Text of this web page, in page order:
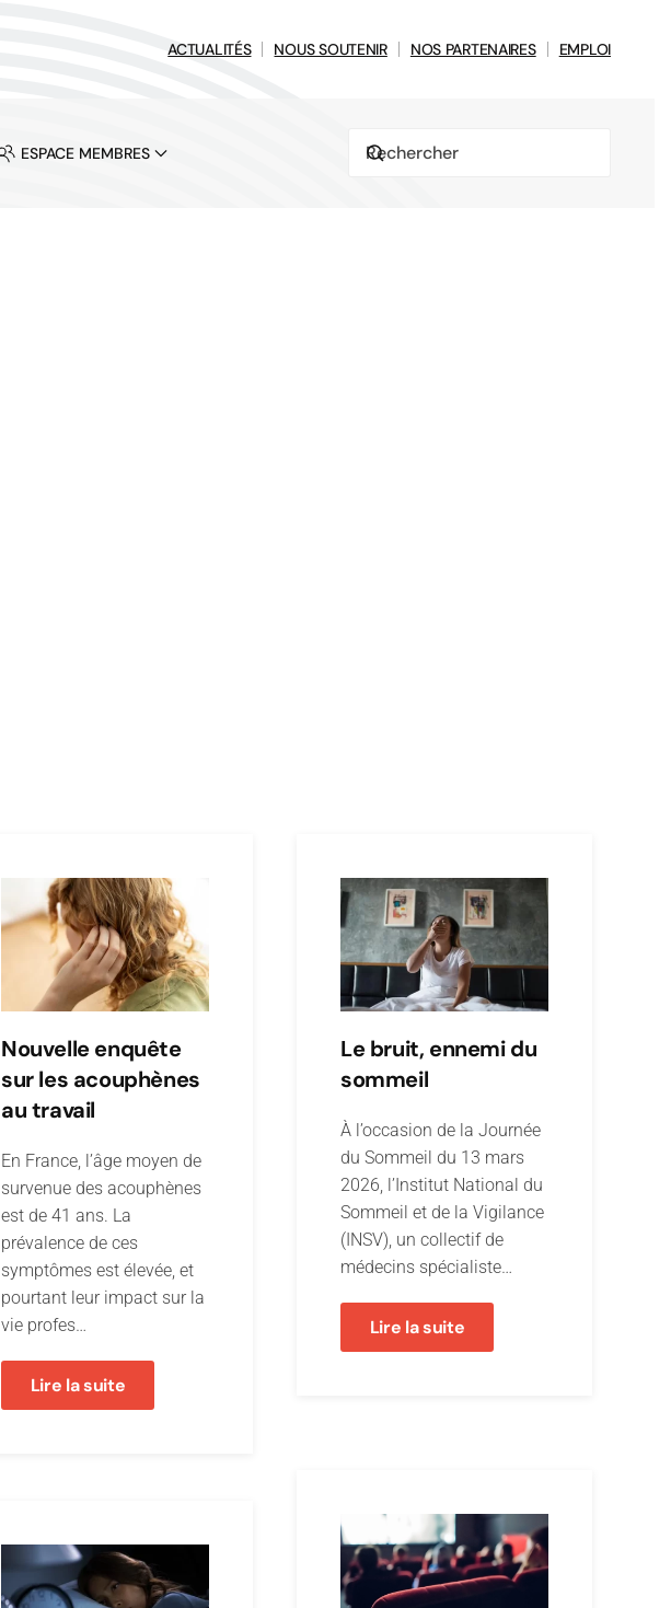
ACTUALITÉS NOUS SOUTENIR NOS PARTENAIRES EMPLOI
ESPACE MEMBRES
Nouvelle enquête
sur les acouphènes
au travail
En France, l’âge moyen de
survenue des acouphènes
est de 41 ans. La
prévalence de ces
symptômes est élevée, et
pourtant leur impact sur la
vie profes…
Lire la suite
Le bruit, ennemi du
sommeil
À l’occasion de la Journée
du Sommeil du 13 mars
2026, l’Institut National du
Sommeil et de la Vigilance
(INSV), un collectif de
médecins spécialiste…
Lire la suite